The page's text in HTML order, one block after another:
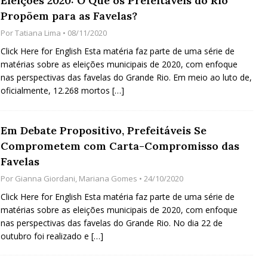
Propõem para as Favelas?
PorTatiana Lima • 08/11/2020
Click Here for English Esta matéria faz parte de uma série de
matérias sobre as eleições municipais de 2020, com enfoque
nas perspectivas das favelas do Grande Rio. Em meio ao luto de,
oficialmente, 12.268 mortos […]
Em Debate Propositivo, Prefeitáveis Se
Comprometem com Carta-Compromisso das
Favelas
Por Gianna Giordani, Mariana Gomes • 24/10/2020
Click Here for English Esta matéria faz parte de uma série de
matérias sobre as eleições municipais de 2020, com enfoque
nas perspectivas das favelas do Grande Rio. No dia 22 de
outubro foi realizado e […]